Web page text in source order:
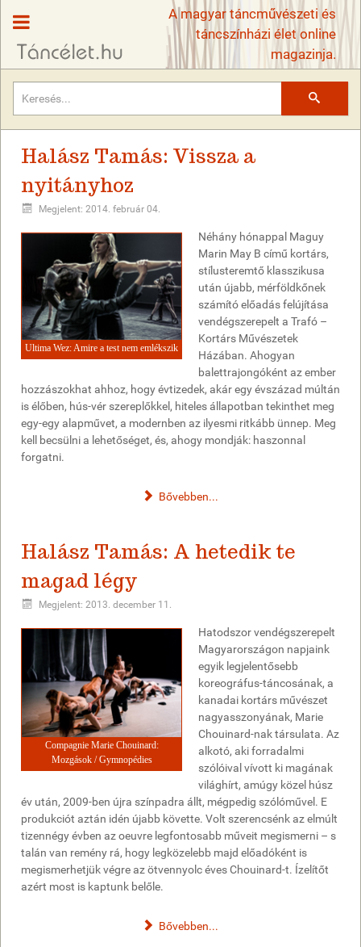
A magyar táncművészeti és
táncszínházi élet online
magazinja.
Halász Tamás: Vissza a
nyitányhoz
Megjelent: 2014. február 04.
Ultima Wez: Amire a test nem emlékszik
Néhány hónappal Maguy
Marin May B című kortárs,
stílusteremtő klasszikusa
után újabb, mérföldkőnek
számító előadás felújítása
vendégszerepelt a Trafó –
Kortárs Művészetek
Házában. Ahogyan
balettrajongóként az ember
hozzászokhat ahhoz, hogy évtizedek, akár egy évszázad múltán
is élőben, hús-vér szereplőkkel, hiteles állapotban tekinthet meg
egy-egy alapművet, a modernben az ilyesmi ritkább ünnep. Meg
kell becsülni a lehetőséget, és, ahogy mondják: haszonnal
forgatni.
Bővebben...
Halász Tamás: A hetedik te
magad légy
Megjelent: 2013. december 11.
Compagnie Marie Chouinard:
Mozgások / Gymnopédies
Hatodszor vendégszerepelt
Magyarországon napjaink
egyik legjelentősebb
koreográfus-táncosának, a
kanadai kortárs művészet
nagyasszonyának, Marie
Chouinard-nak társulata. Az
alkotó, aki forradalmi
szólóival vívott ki magának
világhírt, amúgy közel húsz
év után, 2009-ben újra színpadra állt, mégpedig szólóművel. E
produkciót aztán idén újabb követte. Volt szerencsénk az elmúlt
tizennégy évben az oeuvre legfontosabb műveit megismerni – s
talán van remény rá, hogy legközelebb majd előadóként is
megismerhetjük végre az ötvennyolc éves Chouinard-t. Ízelítőt
azért most is kaptunk belőle.
Bővebben...